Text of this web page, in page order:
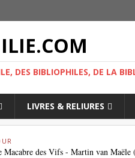
DES BIBLIOPHILES, DE LA
LIVRES & RELIURES
Macabre des Vifs - Martin van